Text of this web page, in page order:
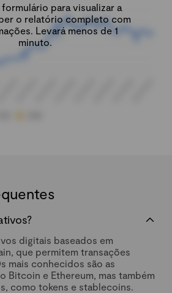
para visualizar a
o relatório completo com
Levará menos de 1
minuto.
digitais baseados em
que permitem transações
mais conhecidos são as
Bitcoin e Ethereum, mas também
como tokens e stablecoins.